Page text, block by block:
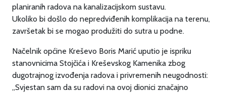
planiranih radova na kanalizacijskom sustavu.
Ukoliko bi došlo do nepredviđenih komplikacija na terenu,
završetak bi se mogao produžiti do sutra u podne.
Načelnik općine Kreševo Boris Marić uputio je ispriku
stanovnicima Stojčića i Kreševskog Kamenika zbog
dugotrajnog izvođenja radova i privremenih neugodnosti:
„Svjestan sam da su radovi na ovoj dionici značajno